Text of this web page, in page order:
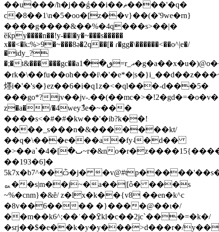
��u���/h�j��ǵ��i��ޡ����'�q�
c�8��1\n�5�oo�[z��v}��(�'9we�rn}
����g����&��%�4q���s>��|�
ȅܳkpy����n��!y-��l�y�~���s�����
x��<�k:%>9�~���8ə�2q��[� ɾ�gg�\������<��o^|e�/
�idy_?
�;�t&������gc��aٯ��1=r_އ�g�a��x�u�)@o���
�r
爅i�'�'s�}ez��6�i�q1z�<�ql���-d���5�
���go*?jv��jv-.��(��mc�>
z�a�/�4weyާ3e�~���
����s<�#�#�kw��'�ib?k��!
����_s���n�&�������kt/
��q�\���e���a�fy˨�d��
�>��a`�ٮ�]�4~r�&no�r�z����15{����y}
��193�6]�
5k7x�b7^��ѽ�j�
ᇝ��s|m��j~�a��|[ȱ� ���s
~%�cnm}�&ȇ/ z�lx�k��{v8 ��en�k^c
�8v��6���� �}����@��ɩ�/
��m��k6^;��ʾ��ߐkl�c��2jc`���=�k�/
�srj��$�e��k�y�y���>d���r�/